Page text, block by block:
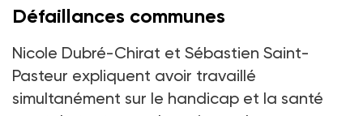
Défaillances communes
Nicole Dubré-Chirat et Sébastien Saint-
Pasteur expliquent avoir travaillé
simultanément sur le handicap et la santé